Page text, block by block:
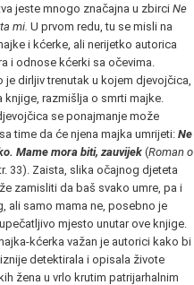
jeste mnogo značajna u zbirci Ne
mi. U prvom redu, tu se misli na
i kćerke, ali nerijetko autorica
i odnose kćerki sa očevima.
je dirljiv trenutak u kojem djevojčica,
knjige, razmišlja o smrti majke.
se ponajmanje može
time da će njena majka umrijeti: Ne
Mame mora biti, zauvijek (Roman o
33). Zaista, slika očajnog djeteta
zamisliti da baš svako umre, pa i
ali samo mama ne, posebno je
mjesto unutar ove knjige.
kćerka važan je autorici kako bi
detektirala i opisala živote
žena u vrlo krutim patrijarhalnim